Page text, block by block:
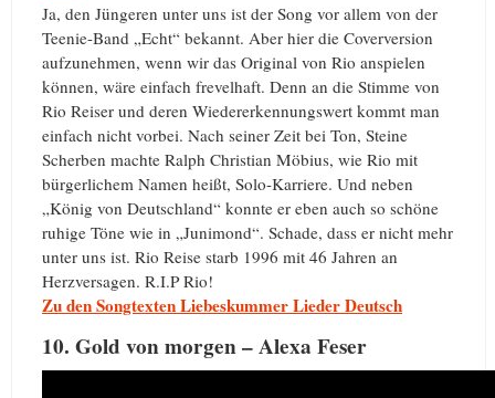
Ja, den Jüngeren unter uns ist der Song vor allem von der
Teenie-Band „Echt“ bekannt. Aber hier die Coverversion
aufzunehmen, wenn wir das Original von Rio anspielen
können, wäre einfach frevelhaft. Denn an die Stimme von
Rio Reiser und deren Wiedererkennungswert kommt man
einfach nicht vorbei. Nach seiner Zeit bei Ton, Steine
Scherben machte Ralph Christian Möbius, wie Rio mit
bürgerlichem Namen heißt, Solo-Karriere. Und neben
„König von Deutschland“ konnte er eben auch so schöne
ruhige Töne wie in „Junimond“. Schade, dass er nicht mehr
unter uns ist. Rio Reise starb 1996 mit 46 Jahren an
Herzversagen. R.I.P Rio!
Zu den Songtexten Liebeskummer Lieder Deutsch
10. Gold von morgen – Alexa Feser